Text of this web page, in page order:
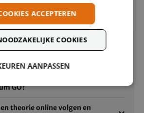
regels.
vragen
GO?
theorie online volgen en
ACCEPTEREN
COOKIES
AANPASSEN